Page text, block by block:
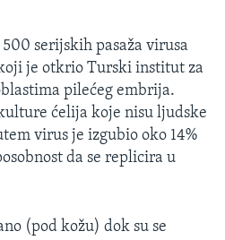
serijskih pasaža virusa
je otkrio Turski institut za
pilećeg embrija.
ćelija koje nisu ljudske
virus je izgubio oko 14%
da se replicira u
(pod kožu) dok su se